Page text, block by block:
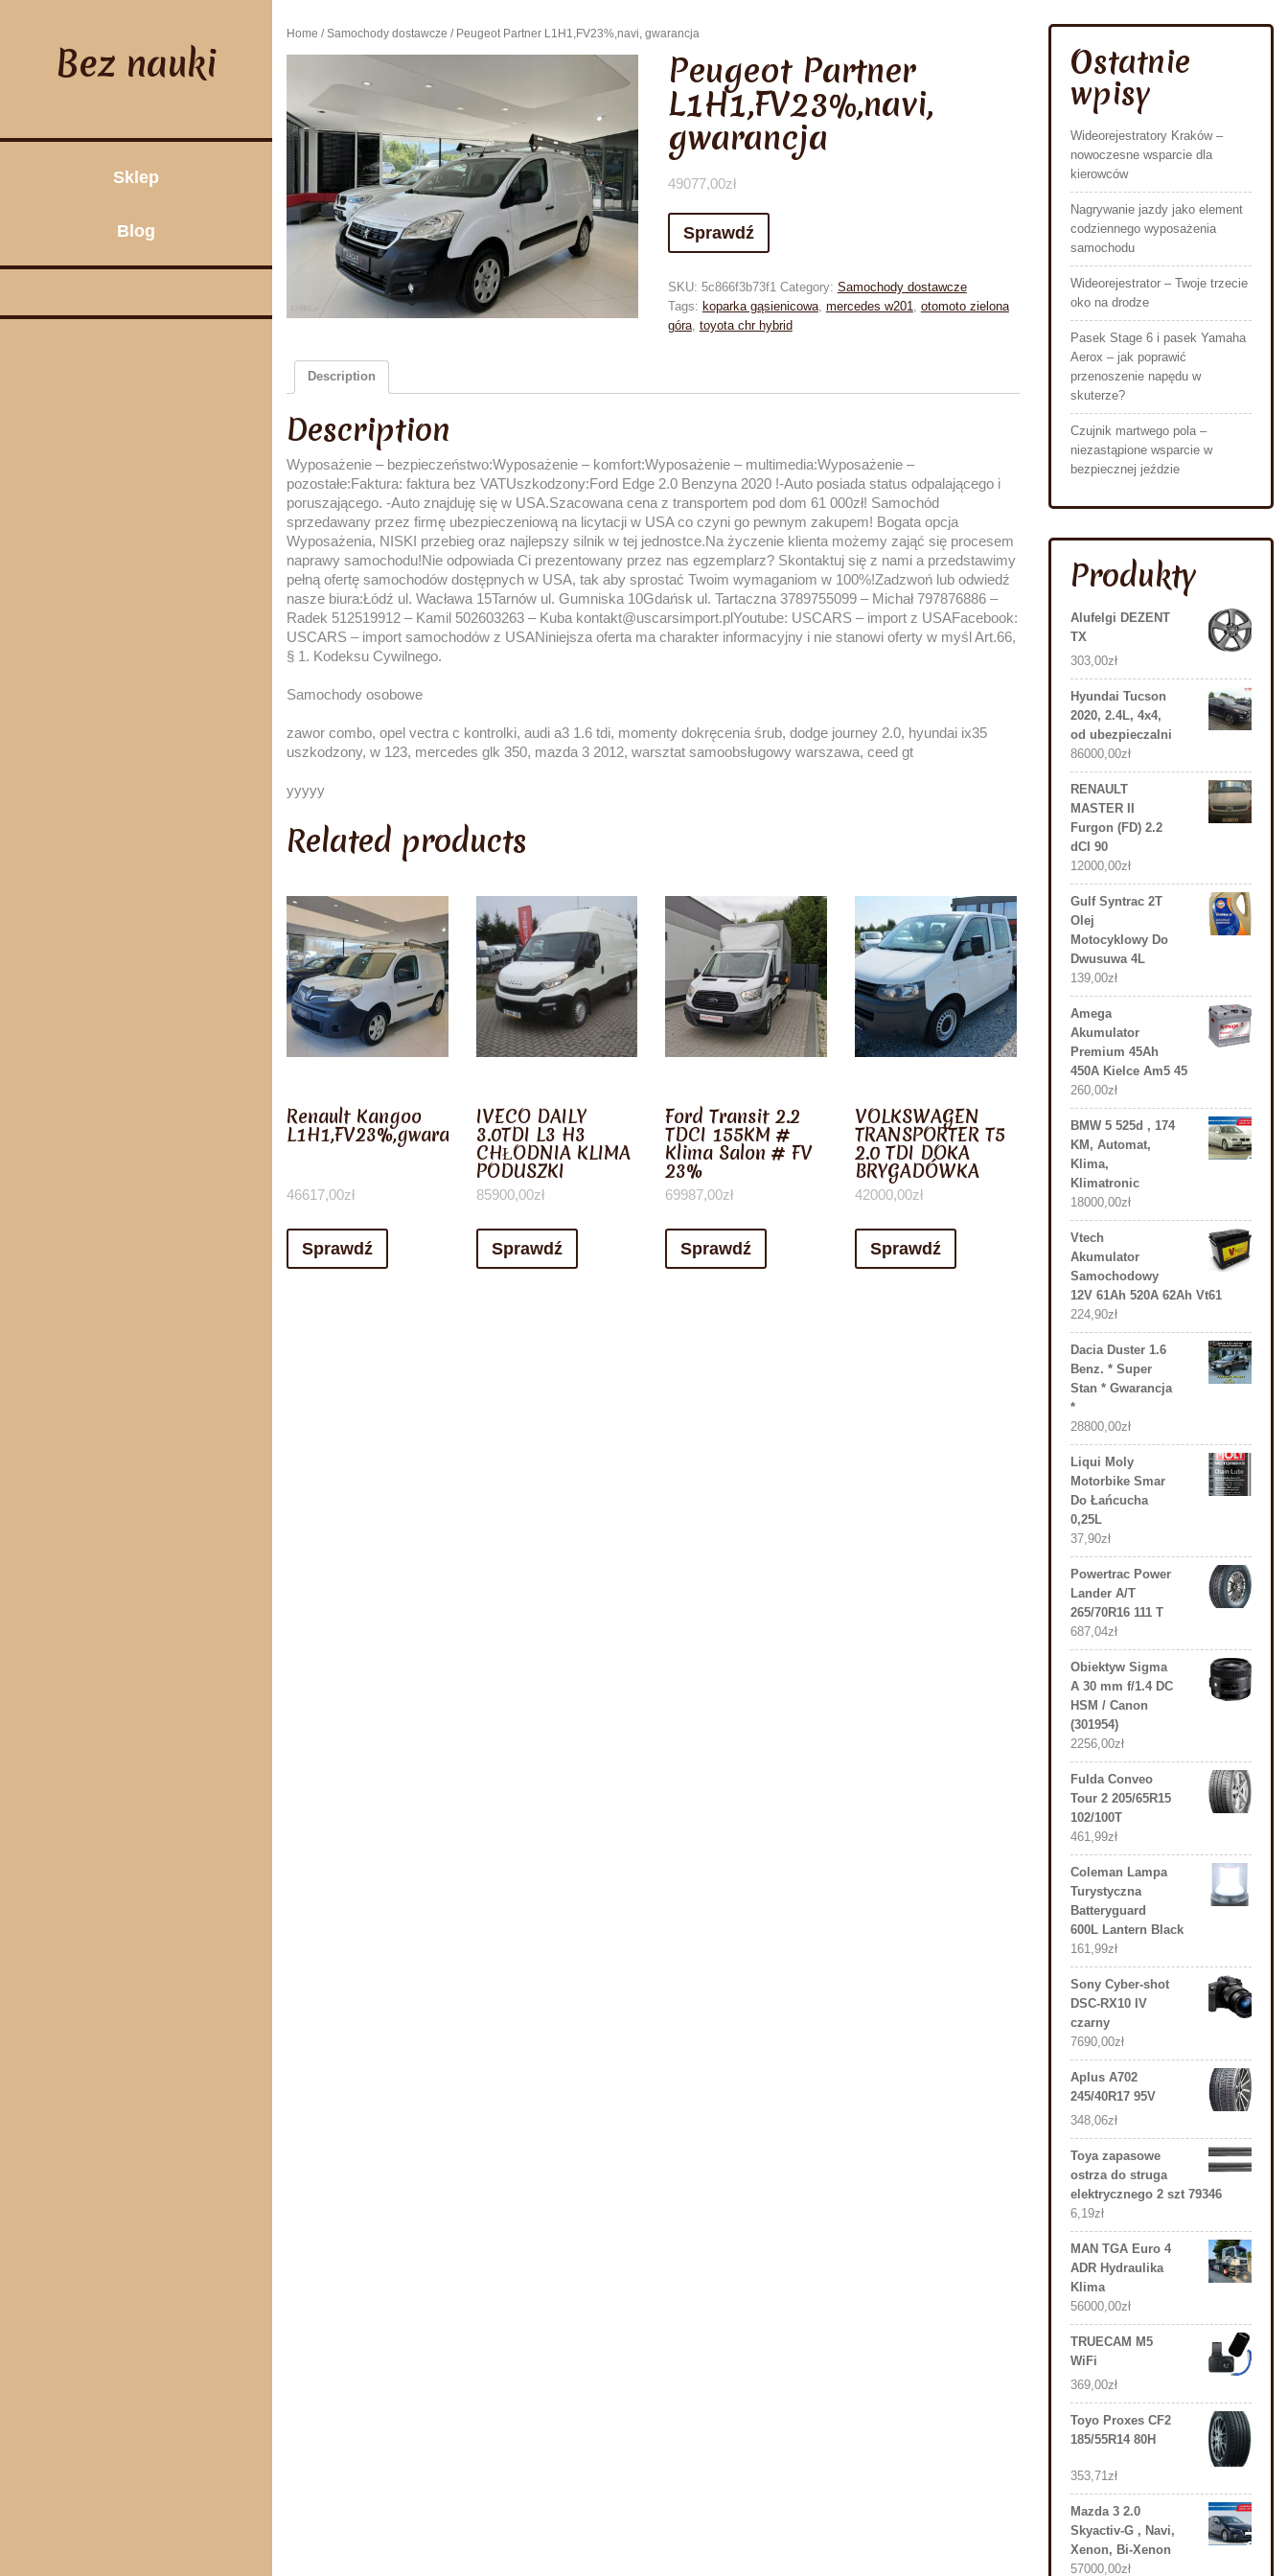
Bez nauki
Sklep
Blog
Home /Samochody dostawcze / Peugeot Partner L1H1,FV23%,navi, gwarancja
Peugeot Partner
L1H1,FV23%,navi,
gwarancja
49077,00zł
Sprawdź
SKU: 5c866f3b73f1 Category: Samochody dostawcze
Tags: koparka gąsienicowa, mercedes w201
otomoto zielona
góra, toyota chr hybrid
Description
Description
Wyposażenie – bezpieczeństwo:Wyposażenie – komfort:Wyposażenie – multimedia:Wyposażenie –
pozostałe:Faktura: faktura bez VATUszkodzony:Ford Edge 2.0 Benzyna 2020 !-Auto posiada status odpalającego i
poruszającego. -Auto znajduję się w USA.Szacowana cena z transportem pod dom 61 000zł! Samochód
sprzedawany przez firmę ubezpieczeniową na licytacji w USA co czyni go pewnym zakupem! Bogata opcja
Wyposażenia, NISKI przebieg oraz najlepszy silnik w tej jednostce.Na życzenie klienta możemy zająć się procesem
naprawy samochodu!Nie odpowiada Ci prezentowany przez nas egzemplarz? Skontaktuj się z nami a przedstawimy
pełną ofertę samochodów dostępnych w USA, tak aby sprostać Twoim wymaganiom w 100%!Zadzwoń lub odwiedź
nasze biura:Łódź ul. Wacława 15Tarnów ul. Gumniska 10Gdańsk ul. Tartaczna 3789755099 – Michał 797876886 –
Radek 512519912 – Kamil 502603263 – Kuba kontakt@uscarsimport.plYoutube: USCARS – import z USAFacebook:
USCARS – import samochodów z USANiniejsza oferta ma charakter informacyjny i nie stanowi oferty w myśl Art.66,
§ 1. Kodeksu Cywilnego.
Samochody osobowe
zawor combo, opel vectra c kontrolki, audi a3 1.6 tdi, momenty dokręcenia śrub, dodge journey 2.0, hyundai ix35
uszkodzony, w 123, mercedes glk 350, mazda 3 2012, warsztat samoobsługowy warszawa, ceed gt
yyyyy
Related products
Renault Kangoo
L1H1,FV23%,gwarancja,dostawa
46617,00zł
Sprawdź
IVECO DAILY
3.0TDI L3 H3
CHŁODNIA KLIMA
PODUSZKI
85900,00zł
Sprawdź
Ford Transit 2.2
TDCI 155KM #
Klima Salon # FV
23%
69987,00zł
Sprawdź
VOLKSWAGEN
TRANSPORTER T5
2.0 TDI DOKA
BRYGADÓWKA
42000,00zł
Sprawdź
Ostatnie
wpisy
Wideorejestratory Kraków –
nowoczesne wsparcie dla
kierowców
Nagrywanie jazdy jako element
codziennego wyposażenia
samochodu
Wideorejestrator – Twoje trzecie
oko na drodze
Pasek Stage 6 i pasek Yamaha
Aerox – jak poprawić
przenoszenie napędu w
skuterze?
Czujnik martwego pola –
niezastąpione wsparcie w
bezpiecznej jeździe
Produkty
Alufelgi DEZENT
TX
303,00zł
Hyundai Tucson
2020, 2.4L, 4x4,
od ubezpieczalni
86000,00zł
RENAULT
MASTER II
Furgon (FD) 2.2
dCI 90
12000,00zł
Gulf Syntrac 2T
Olej
Motocyklowy Do
Dwusuwa 4L
139,00zł
Amega
Akumulator
Premium 45Ah
450A Kielce Am5 45
260,00zł
BMW 5 525d , 174
KM, Automat,
Klima,
Klimatronic
18000,00zł
Vtech
Akumulator
Samochodowy
12V 61Ah 520A 62Ah Vt61
224,90zł
Dacia Duster 1.6
Benz. * Super
Stan * Gwarancja
*
28800,00zł
Liqui Moly
Motorbike Smar
Do Łańcucha
0,25L
37,90zł
Powertrac Power
Lander A/T
265/70R16 111 T
687,04zł
Obiektyw Sigma
A 30 mm f/1.4 DC
HSM / Canon
(301954)
2256,00zł
Fulda Conveo
Tour 2 205/65R15
102/100T
461,99zł
Coleman Lampa
Turystyczna
Batteryguard
600L Lantern Black
161,99zł
Sony Cyber-shot
DSC-RX10 IV
czarny
7690,00zł
Aplus A702
245/40R17 95V
348,06zł
Toya zapasowe
ostrza do struga
elektrycznego 2 szt 79346
6,19zł
MAN TGA Euro 4
ADR Hydraulika
Klima
56000,00zł
TRUECAM M5
WiFi
369,00zł
Toyo Proxes CF2
185/55R14 80H
353,71zł
Mazda 3 2.0
Skyactiv-G , Navi,
Xenon, Bi-Xenon
57000,00zł